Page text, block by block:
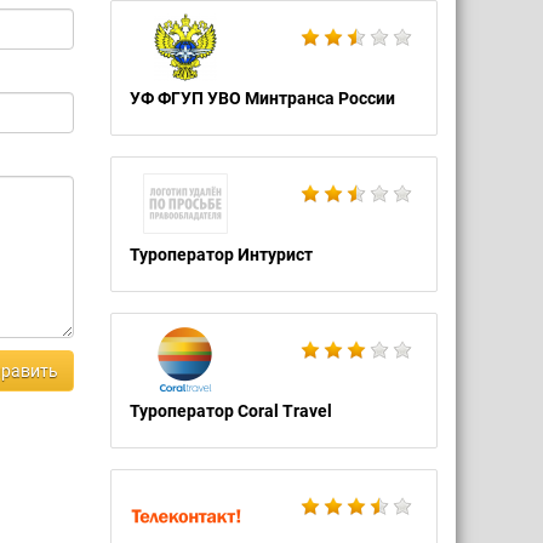
УФ ФГУП УВО Минтранса России
Туроператор Интурист
Туроператор Coral Travel